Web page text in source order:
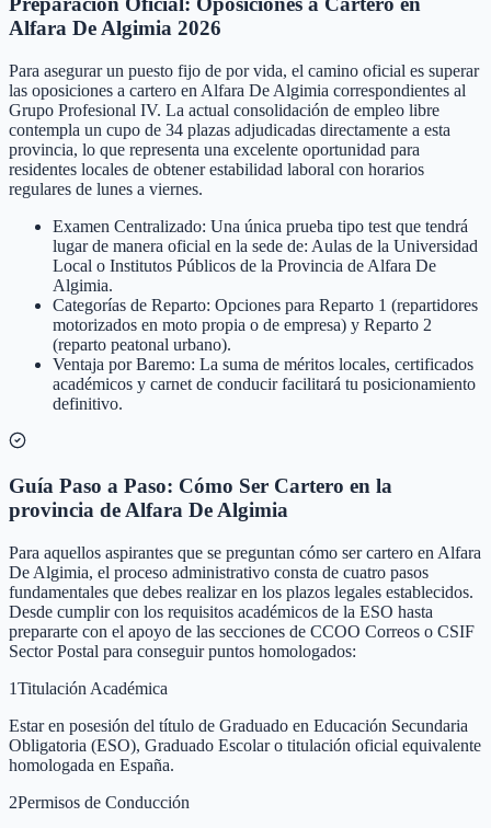
Alfara De Algimia 2026
Para asegurar un puesto fijo de por vida, el camino oficial es superar
las oposiciones a cartero en Alfara De Algimia correspondientes al
Grupo Profesional IV. La actual consolidación de empleo libre
contempla un cupo de 34 plazas adjudicadas directamente a esta
provincia, lo que representa una excelente oportunidad para
residentes locales de obtener estabilidad laboral con horarios
regulares de lunes a viernes.
Examen Centralizado: Una única prueba tipo test que tendrá
lugar de manera oficial en la sede de: Aulas de la Universidad
Local o Institutos Públicos de la Provincia de Alfara De
Algimia.
Categorías de Reparto: Opciones para Reparto 1 (repartidores
motorizados en moto propia o de empresa) y Reparto 2
(reparto peatonal urbano).
Ventaja por Baremo: La suma de méritos locales, certificados
académicos y carnet de conducir facilitará tu posicionamiento
definitivo.
Guía Paso a Paso: Cómo Ser Cartero en la
provincia de Alfara De Algimia
Para aquellos aspirantes que se preguntan cómo ser cartero en Alfara
De Algimia, el proceso administrativo consta de cuatro pasos
fundamentales que debes realizar en los plazos legales establecidos.
Desde cumplir con los requisitos académicos de la ESO hasta
prepararte con el apoyo de las secciones de CCOO Correos o CSIF
Sector Postal para conseguir puntos homologados:
1Titulación Académica
Estar en posesión del título de Graduado en Educación Secundaria
Obligatoria (ESO), Graduado Escolar o titulación oficial equivalente
homologada en España.
2Permisos de Conducción